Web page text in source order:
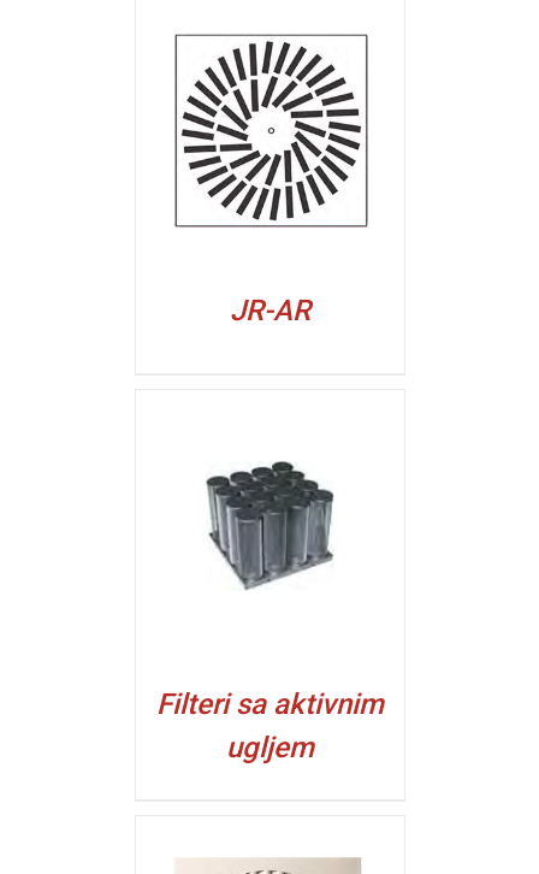
JR-AR
Filteri sa aktivnim
ugljem